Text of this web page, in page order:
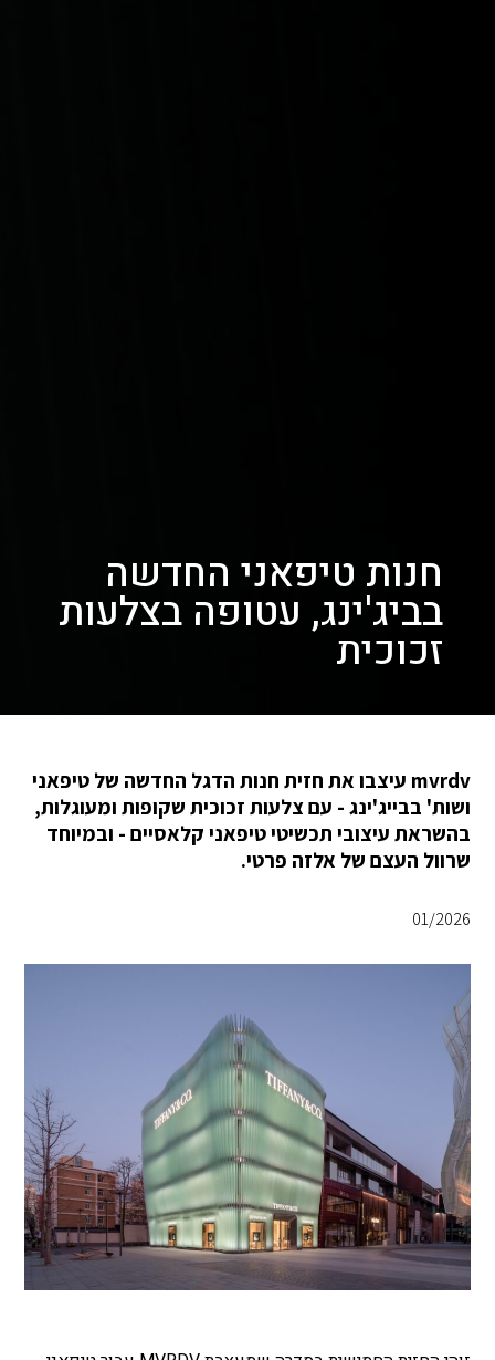
חנות טיפאני החדשה
בביג'ינג, עטופה בצלעות
זכוכית
mvrdv עיצבו את חזית חנות הדגל החדשה של טיפאני
ושות' בבייג'ינג - עם צלעות זכוכית שקופות ומעוגלות,
בהשראת עיצובי תכשיטי טיפאני קלאסיים - ובמיוחד
שרוול העצם של אלזה פרטי.
01/2026